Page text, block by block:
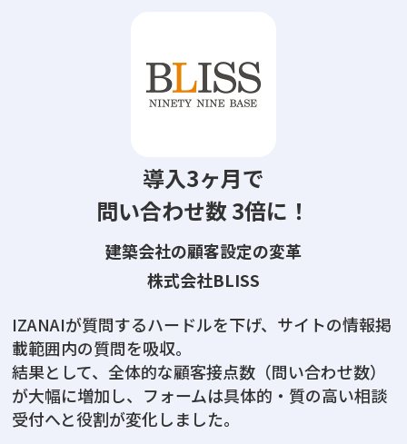
導入3ヶ月で
問い合わせ数 3倍に！
建築会社の顧客設定の変革
株式会社BLISS
IZANAIが質問するハードルを下げ、サイトの情報掲
載範囲内の質問を吸収。
結果として、全体的な顧客接点数（問い合わせ数）
が大幅に増加し、フォームは具体的・質の高い相談
受付へと役割が変化しました。